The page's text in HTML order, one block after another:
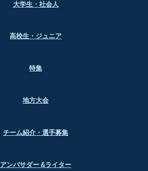
大学生・社会人
高校生・ジュニア
特集
地方大会
チーム紹介・選手募集
アンバサダー &ライター